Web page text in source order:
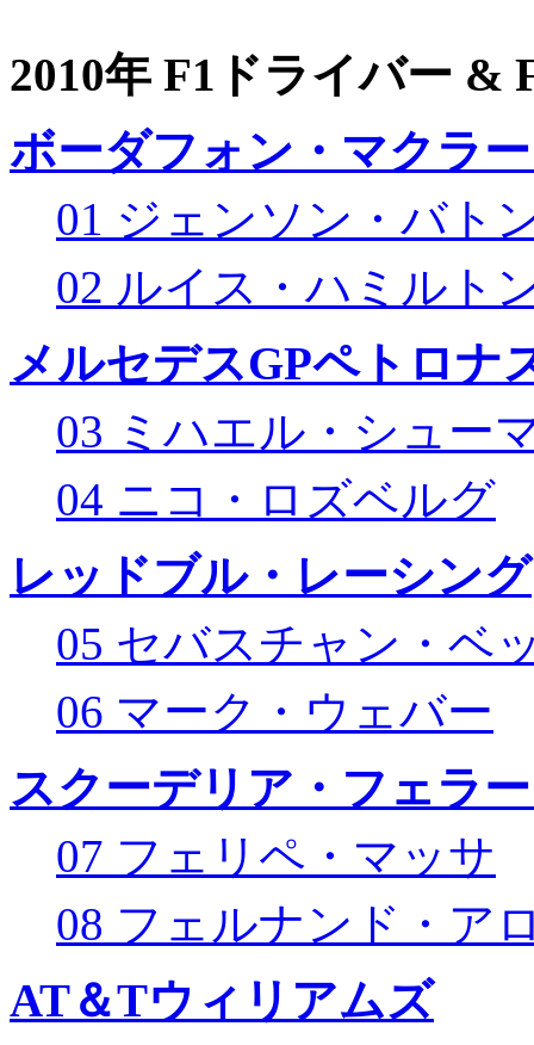
2010年 F1ドライバー &
ボーダフォン・マクラ
01 ジェンソン・バト
02 ルイス・ハミルト
メルセデスGPペトロナ
03 ミハエル・シュー
04 ニコ・ロズベルグ
レッドブル・レーシング
05 セバスチャン・ベ
06 マーク・ウェバー
スクーデリア・フェラ
07 フェリペ・マッサ
08 フェルナンド・ア
AT＆Tウィリアムズ